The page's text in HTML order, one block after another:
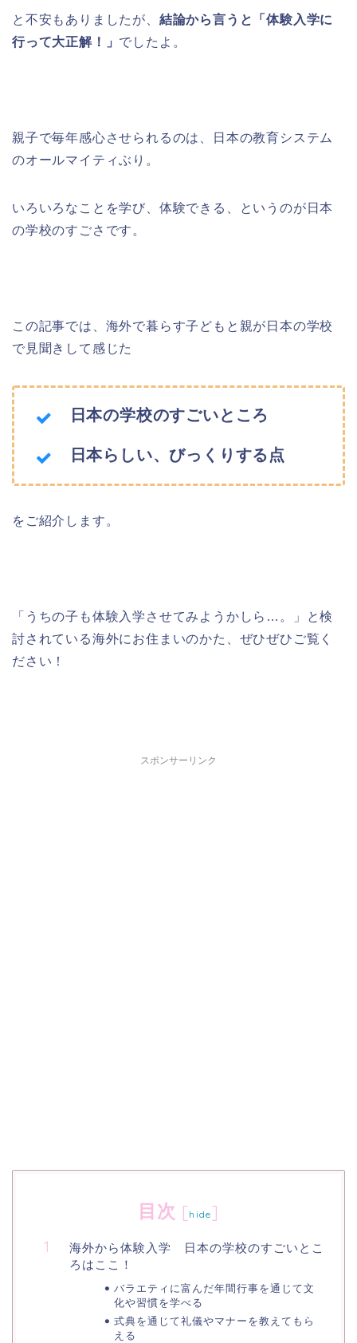
と不安もありましたが、 結論から言うと「体験入学に
行って大正解！」 でしたよ。
親子で毎年感心させられるのは、日本の教育システム
のオールマイティぶり。
いろいろなことを学び、体験できる、というのが日本
の学校のすごさです。
この記事では、海外で暮らす子どもと親が日本の学校
で見聞きして感じた
日本の学校のすごいところ
日本らしい、びっくりする点
をご紹介します。
「うちの子も体験入学させてみようかしら…。」と検
討されている海外にお住まいのかた、ぜひぜひご覧く
ださい！
スポンサーリンク
目次 [hide]
海外から体験入学 日本の学校のすごいとこ
ろはここ！
バラエティに富んだ年間行事を通じて文
化や習慣を学べる
式典を通じて礼儀やマナーを教えてもら
える